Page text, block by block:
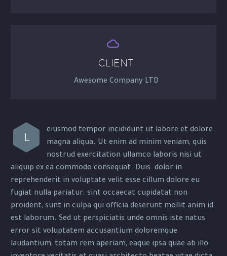


CLIENT
Awesome Company LTD
L
eiusmod tempor incididunt ut labore et dolore
magna aliqua. Ut enim ad minim veniam, quis
nostrud exercitation ullamco laboris nisi ut
aliquip ex ea commodo consequat. Duis dolor in
reprehenderit in voluptate velit esse cillum dolore eu
fugiat nulla pariatur. sint occaecat cupidatat non
proident, sunt in culpa qui officia deserunt mollit anim id
est laborum. Sed ut perspiciatis unde omnis iste natus
error sit voluptatem accusantium doloremque
laudantium, totam rem aperiam, eaque ipsa quae ab illo